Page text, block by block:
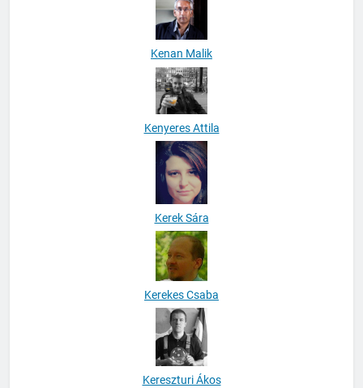
Kenan Malik
Kenyeres Attila
Kerek Sára
Kerekes Csaba
Kereszturi Ákos